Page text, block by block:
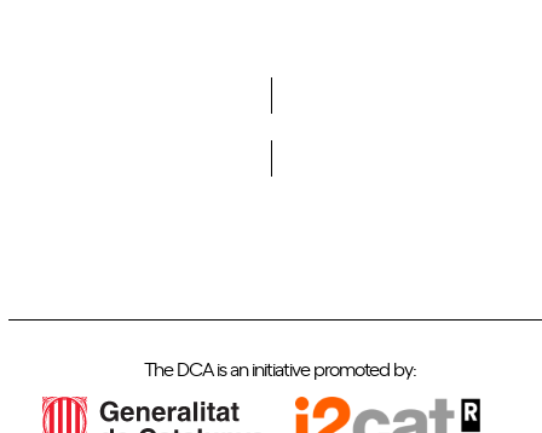
The DCA is an initiative promoted by: